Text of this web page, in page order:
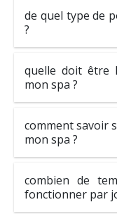
de quel type de
?
quelle doit être
mon spa ?
comment savoir
mon spa ?
combien de
fonctionner par